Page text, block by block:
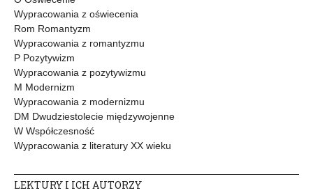
Wypracowania z oświecenia
Rom Romantyzm
Wypracowania z romantyzmu
P Pozytywizm
Wypracowania z pozytywizmu
M Modernizm
Wypracowania z modernizmu
DM Dwudziestolecie międzywojenne
W Współczesność
Wypracowania z literatury XX wieku
LEKTURY I ICH AUTORZY